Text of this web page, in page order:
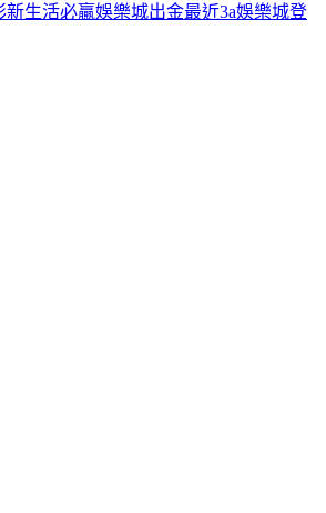
新生活必贏娛樂城出金最近3a娛樂城登